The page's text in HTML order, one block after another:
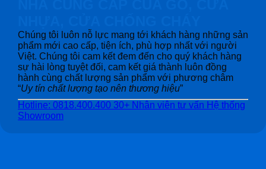
Chúng tôi luôn nỗ lực mang tới khách hàng những sản
phẩm mới cao cấp, tiện ích, phù hợp nhất với người
Việt. Chúng tôi cam kết đem đến cho quý khách hàng
sự hài lòng tuyệt đối, cam kết giá thành luôn đồng
hành cùng chất lượng sản phẩm với phương châm
“Uy tín chất lượng tạo nên thương hiệu”
Hotline: 0818.400.400 30+ Nhân viên tư vấn Hệ thống
Showroom